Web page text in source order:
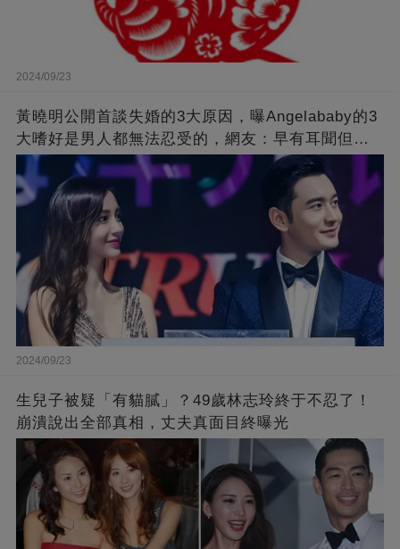
2024/09/23
黃曉明公開首談失婚的3大原因，曝Angelababy的3
大嗜好是男人都無法忍受的，網友：早有耳聞但想
不到那麼嚴重！
2024/09/23
生兒子被疑「有貓膩」？49歲林志玲終于不忍了！
崩潰說出全部真相，丈夫真面目終曝光